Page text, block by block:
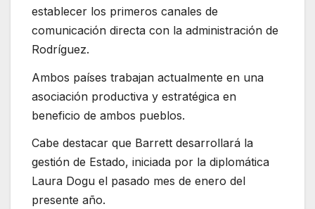
establecer los primeros canales de
comunicación directa con la administración de
Rodríguez.
Ambos países trabajan actualmente en una
asociación productiva y estratégica en
beneficio de ambos pueblos.
Cabe destacar que Barrett desarrollará la
gestión de Estado, iniciada por la diplomática
Laura Dogu el pasado mes de enero del
presente año.